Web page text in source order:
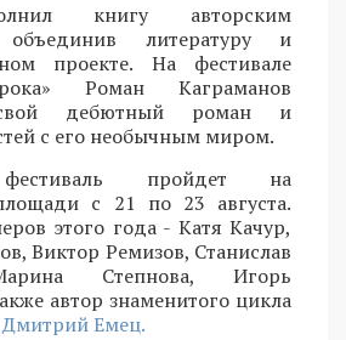
книгу авторским
объединив литературу и
проекте. На фестивале
Роман Каграманов
свой дебютный роман и
с его необычным миром.
пройдет на
с 21 по 23 августа.
этого года - Катя Качур,
Виктор Ремизов, Станислав
Степнова, Игорь
автор знаменитого цикла
Дмитрий Емец.